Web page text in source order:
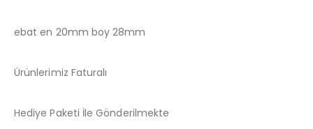
ebat en 20mm boy 28mm
Ürünlerimiz Faturalı
Hediye Paketi İle Gönderilmekte